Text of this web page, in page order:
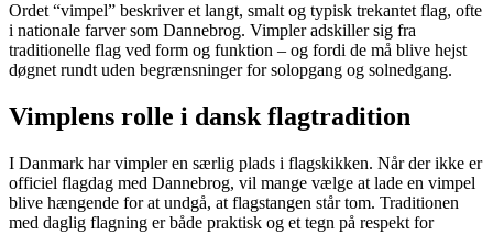
Ordet “vimpel” beskriver et langt, smalt og typisk trekantet flag, ofte
i nationale farver som Dannebrog. Vimpler adskiller sig fra
traditionelle flag ved form og funktion – og fordi de må blive hejst
døgnet rundt uden begrænsninger for solopgang og solnedgang.
Vimplens rolle i dansk flagtradition
I Danmark har vimpler en særlig plads i flagskikken. Når der ikke er
officiel flagdag med Dannebrog, vil mange vælge at lade en vimpel
blive hængende for at undgå, at flagstangen står tom. Traditionen
med daglig flagning er både praktisk og et tegn på respekt for